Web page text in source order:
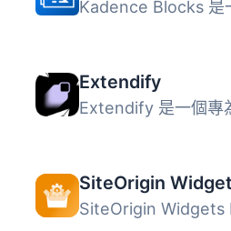
Extendify
SiteOrigin